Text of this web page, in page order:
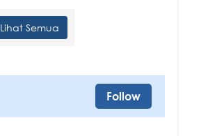
Lihat Semua
Follow